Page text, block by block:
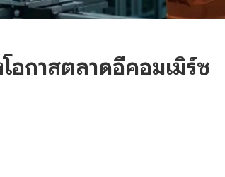
อกาสตลาดอีคอมเมิร์ซ